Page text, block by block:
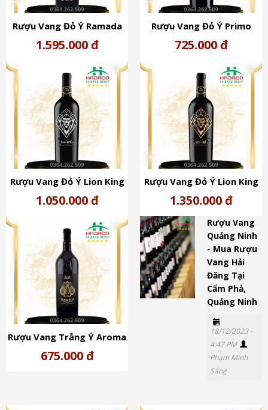
Rượu Vang Đỏ Ý Ramada
Gold (16%) - Femar Vini
1.595.000 đ
Rượu Vang Đỏ Ý Primo
Divo Black Edition (14%)
725.000 đ
Rượu Vang Đỏ Ý Lion King
Silver (14,5%) - Primitivo
1.050.000 đ
Rượu Vang Đỏ Ý Lion King
Gold (15%) - Primitivo Del
1.350.000 đ
Rượu Vang Trắng Ý Aroma
Pinot Grigio (12,5%)
675.000 đ
Rượu Vang
Quảng Ninh
- Mua Rượu
Vang Hải
Đăng Tại
Cẩm Phả,
Quảng Ninh
18/12/2023 -
4:47 PM
Phạm Minh
Sáng